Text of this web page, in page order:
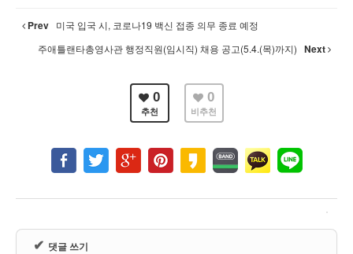
Prev 미국 입국 시, 코로나19 백신 접종 의무 종료 예정
주애틀랜타총영사관 행정직원(임시직) 채용 공고(5.4.(목)까지) Next
0
추천
0
비추천
✔ 댓글 쓰기